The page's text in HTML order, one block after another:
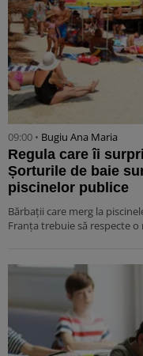
09:00 • Bugiu ⁠Ana Maria
Regula care îi
Șorturile de baie
piscinelor publice
Bărbații care merg la
Franța trebuie să respecte